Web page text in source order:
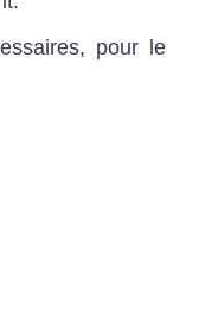
pour le